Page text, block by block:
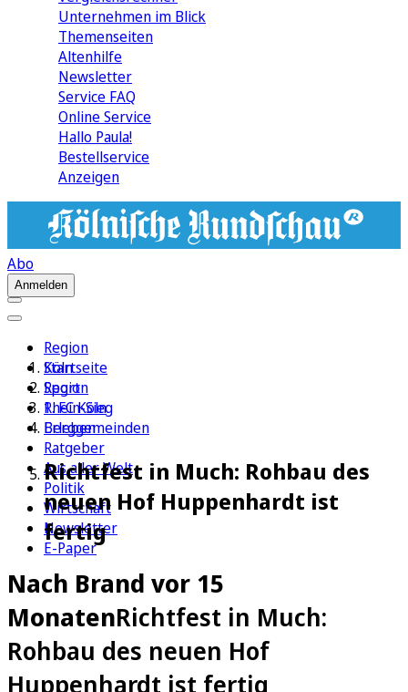
Unternehmen im Blick
Themenseiten
Altenhilfe
Newsletter
Service FAQ
Online Service
Hallo Paula!
Bestellservice
Anzeigen
Abo
Anmelden
Region
Köln
Sport
1. FC Köln
Erleben
Ratgeber
Aus aller Welt
Politik
Wirtschaft
Newsletter
E-Paper
Startseite
Region
Rhein-Sieg
Berggemeinden
Richtfest in Much: Rohbau des
neuen Hof Huppenhardt ist
fertig
Nach Brand vor 15
MonatenRichtfest in Much:
Rohbau des neuen Hof
Huppenhardt ist fertig